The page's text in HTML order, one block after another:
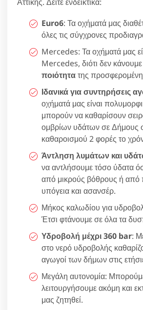
Euro6: Τα οχήματά μας
όλες τις σύγχρονες
Mercedes: Τα οχήματά μας
Mercedes, διότι δεν
ποιότητατης
Ιδανικά για συντηρήσεις
οχήματά μας είναι
μπορούν να καθαρίσουν
ομβρίων υδάτων σε Δήμους
καθαροισμού 2 φορές το
Άντληση λυμάτων και
να αντλήσουμε τόσο ύδατα
από μικρούς βόθρους ή από
υπόγεια και ασανσέρ.
Μήκος καλωδίου για
Έτσι φτάνουμε σε όλα τα
Υδροβολή μέχρι 360 bar:
στο νερό υδροβολής
αγωγοί των δήμων στις
Μεγάλη αυτονομία:
λειτουργήσουμε ακόμη και
μας ζητηθεί.